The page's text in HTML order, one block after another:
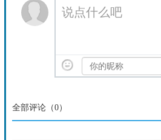
说点什么吧
全部评论（0）